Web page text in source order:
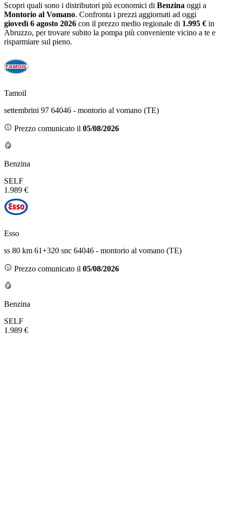
Scopri quali sono i distributori più economici di Benzina oggi a
Montorio al Vomano. Confronta i prezzi aggiornati ad oggi
giovedì 6 agosto 2026 con il prezzo medio regionale di 1.995 € in
Abruzzo, per trovare subito la pompa più conveniente vicino a te e
risparmiare sul pieno.
Tamoil
settembrini 97 64046 - montorio al vomano (TE)
Prezzo comunicato il 05/08/2026
Benzina
SELF
1.989 €
Esso
ss 80 km 61+320 snc 64046 - montorio al vomano (TE)
Prezzo comunicato il 05/08/2026
Benzina
SELF
1.989 €